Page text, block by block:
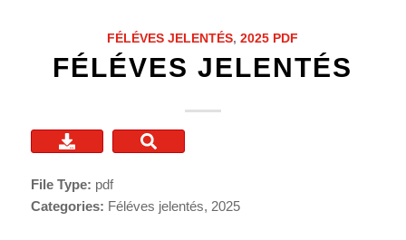
FÉLÉVES JELENTÉS,2025 PDF
FÉLÉVES JELENTÉS
File Type: pdf
Categories: Féléves jelentés, 2025